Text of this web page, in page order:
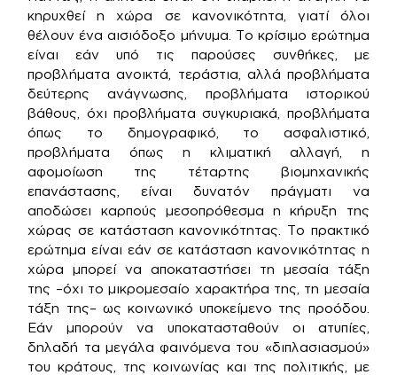
κηρυχθεί η χώρα σε κανονικότητα, γιατί όλοι
θέλουν ένα αισιόδοξο μήνυμα. Το κρίσιμο ερώτημα
είναι εάν υπό τις παρούσες συνθήκες, με
προβλήματα ανοικτά, τεράστια, αλλά προβλήματα
δεύτερης ανάγνωσης, προβλήματα ιστορικού
βάθους, όχι προβλήματα συγκυριακά, προβλήματα
όπως το δημογραφικό, το ασφαλιστικό,
προβλήματα όπως η κλιματική αλλαγή, η
αφομοίωση της τέταρτης βιομηχανικής
επανάστασης, είναι δυνατόν πράγματι να
αποδώσει καρπούς μεσοπρόθεσμα η κήρυξη της
χώρας σε κατάσταση κανονικότητας. Το πρακτικό
ερώτημα είναι εάν σε κατάσταση κανονικότητας η
χώρα μπορεί να αποκαταστήσει τη μεσαία τάξη
της –όχι το μικρομεσαίο χαρακτήρα της, τη μεσαία
τάξη της– ως κοινωνικό υποκείμενο της προόδου.
Εάν μπορούν να υποκατασταθούν οι ατυπίες,
δηλαδή τα μεγάλα φαινόμενα του «διπλασιασμού»
του κράτους, της κοινωνίας και της πολιτικής, με